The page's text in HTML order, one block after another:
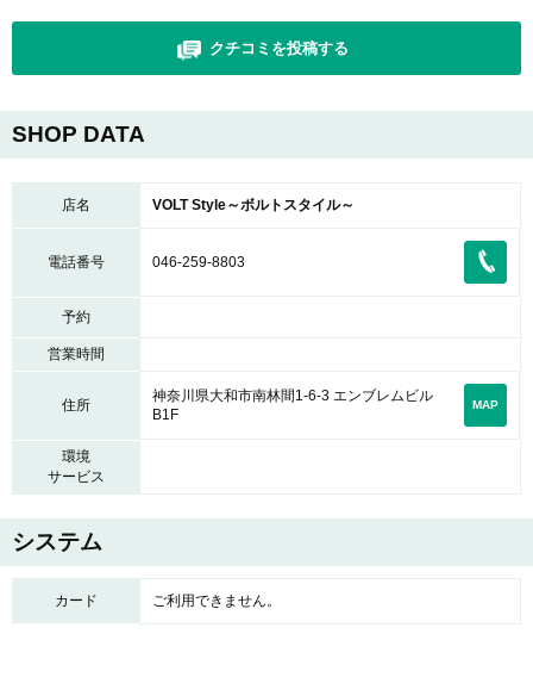
クチコミを投稿する
SHOP DATA
店名 VOLT Style～ボルトスタイル～
電話番号 046-259-8803
予約
営業時間
住所
神奈川県大和市南林間1-6-3 エンブレムビル
B1F
MAP
環境
サービス
システム
カード ご利用できません。